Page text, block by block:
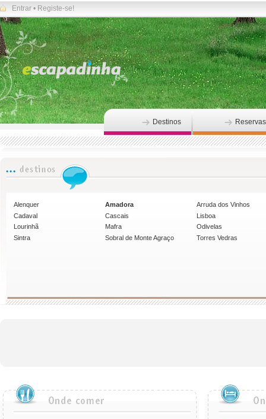
Entrar • Registe-se!
Destinos Reservas
Alenquer Amadora
Arruda dos Vinhos
Cadaval
Cascais
Lisboa
Lourinhã
Mafra
Odivelas
Sintra
Sobral de Monte Agraço Torres Vedras